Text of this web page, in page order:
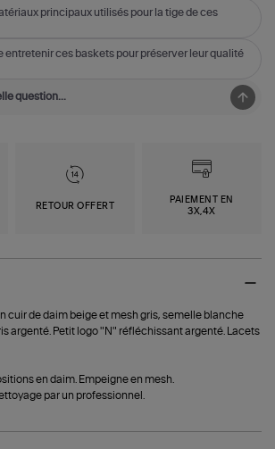
principaux utilisés pour la tige de ces
entretenir ces baskets pour préserver leur qualité
RETOUR OFFERT
PAIEMENT EN
3X,4X
cuir de daim beige et mesh gris, semelle blanche
argenté. Petit logo "N" réfléchissant argenté. Lacets
en daim. Empeigne en mesh.
par un professionnel.